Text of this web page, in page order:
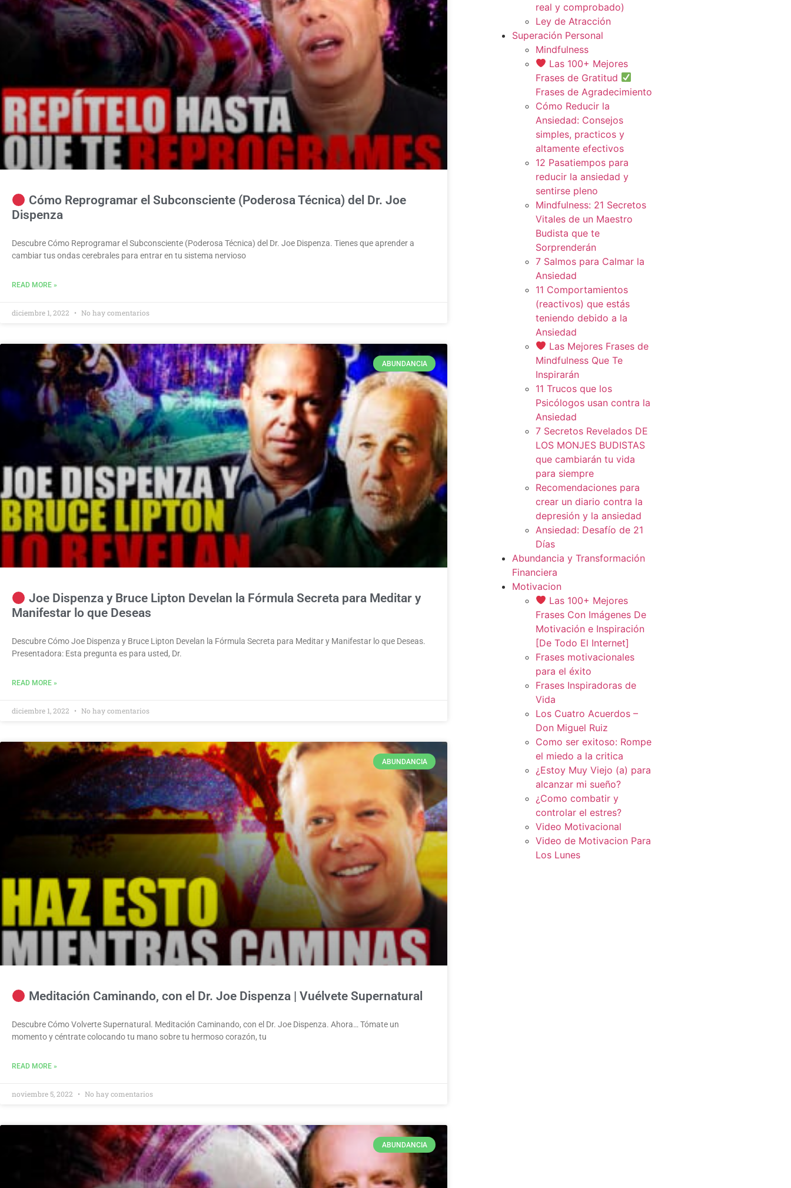
Cómo Reprogramar el Subconsciente (Poderosa Técnica) del Dr. Joe
Dispenza
Descubre Cómo Reprogramar el Subconsciente (Poderosa Técnica) del Dr. Joe Dispenza. Tienes que aprender a
cambiar tus ondas cerebrales para entrar en tu sistema nervioso
READ MORE »
diciembre 1, 2022 No hay comentarios
ABUNDANCIA
Joe Dispenza y Bruce Lipton Develan la Fórmula Secreta para Meditar y
Manifestar lo que Deseas
Descubre Cómo Joe Dispenza y Bruce Lipton Develan la Fórmula Secreta para Meditar y Manifestar lo que Deseas.
Presentadora: Esta pregunta es para usted, Dr.
READ MORE »
diciembre 1, 2022 No hay comentarios
ABUNDANCIA
Meditación Caminando, con el Dr. Joe Dispenza | Vuélvete Supernatural
Descubre Cómo Volverte Supernatural. Meditación Caminando, con el Dr. Joe Dispenza. Ahora… Tómate un
momento y céntrate colocando tu mano sobre tu hermoso corazón, tu
READ MORE »
noviembre 5, 2022 No hay comentarios
ABUNDANCIA
real y comprobado)
Ley de Atracción
Superación Personal
Mindfulness
Las 100+ Mejores
Frases de Gratitud
Frases de Agradecimiento
Cómo Reducir la
Ansiedad: Consejos
simples, practicos y
altamente efectivos
12 Pasatiempos para
reducir la ansiedad y
sentirse pleno
Mindfulness: 21 Secretos
Vitales de un Maestro
Budista que te
Sorprenderán
7 Salmos para Calmar la
Ansiedad
11 Comportamientos
(reactivos) que estás
teniendo debido a la
Ansiedad
Las Mejores Frases de
Mindfulness Que Te
Inspirarán
11 Trucos que los
Psicólogos usan contra la
Ansiedad
7 Secretos Revelados DE
LOS MONJES BUDISTAS
que cambiarán tu vida
para siempre
Recomendaciones para
crear un diario contra la
depresión y la ansiedad
Ansiedad: Desafío de 21
Días
Abundancia y Transformación
Financiera
Motivacion
Las 100+ Mejores
Frases Con Imágenes De
Motivación e Inspiración
[De Todo El Internet]
Frases motivacionales
para el éxito
Frases Inspiradoras de
Vida
Los Cuatro Acuerdos –
Don Miguel Ruiz
Como ser exitoso: Rompe
el miedo a la critica
¿Estoy Muy Viejo (a) para
alcanzar mi sueño?
¿Como combatir y
controlar el estres?
Video Motivacional
Video de Motivacion Para
Los Lunes